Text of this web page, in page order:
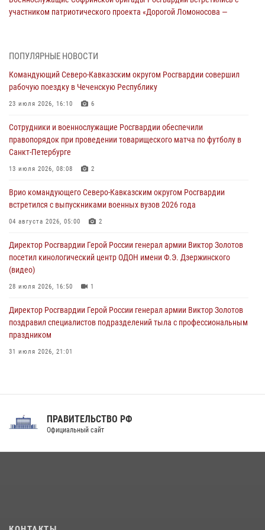
участником патриотического проекта «Дорогой Ломоносова —
Кузбассе
08 августа 2026, 07:00
исполнилось 20 лет
08 августа 2026, 07:00
В Кабардино-Балкарии сотрудники Росгвардии провели турнир по
08 августа 2026, 07:00
В Москве росгвардейцы оказали помощь медикам и девушке с
08 августа 2026, 06:32 1
ПОПУЛЯРНЫЕ НОВОСТИ
Командующий Северо-Кавказским округом Росгвардии совершил
рабочую поездку в Чеченскую Республику
23 июля 2026, 16:10 6
Сотрудники и военнослужащие Росгвардии обеспечили
правопорядок при проведении товарищеского матча по футболу в
Санкт-Петербурге
13 июля 2026, 08:08 2
Врио командующего Северо-Кавказским округом Росгвардии
встретился с выпускниками военных вузов 2026 года
04 августа 2026, 05:00 2
Директор Росгвардии Герой России генерал армии Виктор Золотов
посетил кинологический центр ОДОН имени Ф.Э. Дзержинского
(видео)
28 июля 2026, 16:50 1
Директор Росгвардии Герой России генерал армии Виктор Золотов
поздравил специалистов подразделений тыла с профессиональным
праздником
31 июля 2026, 21:01
Праздник «Один день с Росгвардией» к 105-летию Центрального
ПРАВИТЕЛЬСТВО РФ
Официальный сайт